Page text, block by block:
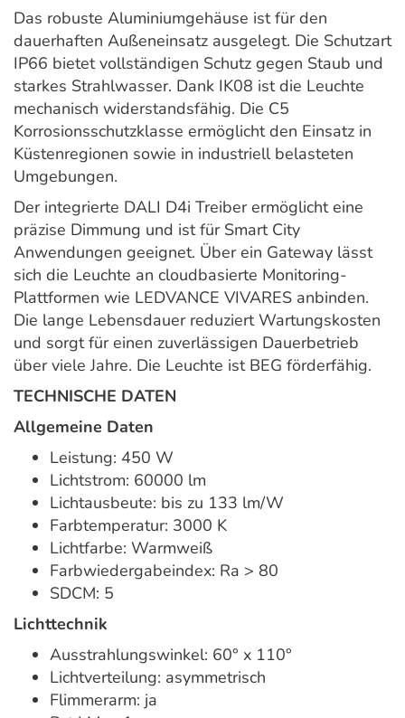
Das robuste Aluminiumgehäuse ist für den
dauerhaften Außeneinsatz ausgelegt. Die Schutzart
IP66 bietet vollständigen Schutz gegen Staub und
starkes Strahlwasser. Dank IK08 ist die Leuchte
mechanisch widerstandsfähig. Die C5
Korrosionsschutzklasse ermöglicht den Einsatz in
Küstenregionen sowie in industriell belasteten
Umgebungen.
Der integrierte DALI D4i Treiber ermöglicht eine
präzise Dimmung und ist für Smart City
Anwendungen geeignet. Über ein Gateway lässt
sich die Leuchte an cloudbasierte Monitoring-
Plattformen wie LEDVANCE VIVARES anbinden.
Die lange Lebensdauer reduziert Wartungskosten
und sorgt für einen zuverlässigen Dauerbetrieb
über viele Jahre. Die Leuchte ist BEG förderfähig.
TECHNISCHE DATEN
Allgemeine Daten
Leistung: 450 W
Lichtstrom: 60000 lm
Lichtausbeute: bis zu 133 lm/W
Farbtemperatur: 3000 K
Lichtfarbe: Warmweiß
Farbwiedergabeindex: Ra > 80
SDCM: 5
Lichttechnik
Ausstrahlungswinkel: 60° x 110°
Lichtverteilung: asymmetrisch
Flimmerarm: ja